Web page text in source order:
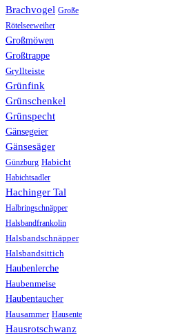
Brachvogel Große
Rötelseeweiher
Großmöwen
Großtrappe
Gryllteiste
Grünfink
Grünschenkel
Grünspecht
Gänsegeier
Gänsesäger
Günzburg Habicht
Habichtsadler
Hachinger Tal
Halbringschnäpper
Halsbandfrankolin
Halsbandschnäpper
Halsbandsittich
Haubenlerche
Haubenmeise
Haubentaucher
Hausammer Hausente
Hausrotschwanz